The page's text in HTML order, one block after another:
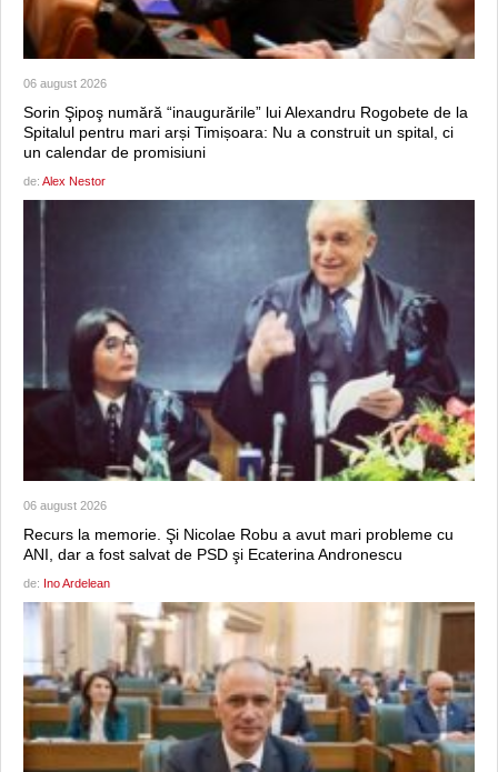
06 august 2026
Sorin Şipoş numără “inaugurările” lui Alexandru Rogobete de la
Spitalul pentru mari arși Timișoara: Nu a construit un spital, ci
un calendar de promisiuni
de: Alex Nestor
06 august 2026
Recurs la memorie. Şi Nicolae Robu a avut mari probleme cu
ANI, dar a fost salvat de PSD şi Ecaterina Andronescu
de: Ino Ardelean